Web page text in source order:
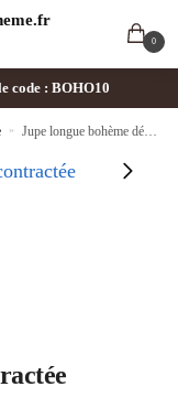
0
code : BOHO10
» Jupe longue bohème décontractée